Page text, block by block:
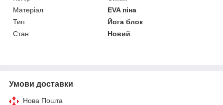
Матеріал
EVA піна
Тип
Йога блок
Стан
Новий
Умови доставки
Нова Пошта